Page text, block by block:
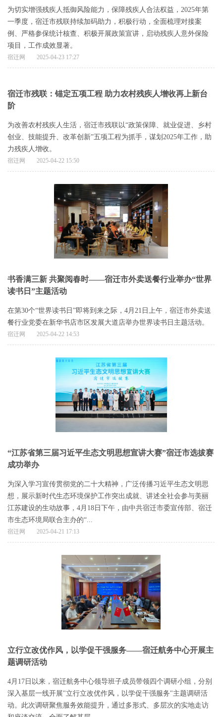
为切实增强残疾人抵御风险能力，保障残疾人合法权益，2025年第
一季度，宿迁市残联持续加码助力，积极行动，全面梳理对接案
例、严格参保统计核查、积极开展政策宣讲，启动残疾人意外保险
项目，工作成效显著。
宿迁网 2025-04-23 17:27
宿迁市残联：锚定五项工程 助力农村残疾人增收再上新台
阶
为改善农村残疾人生活，宿迁市残联以“政策保障、就业促进、乡村
创业、技能提升、改革创新”五项工程为抓手，谋划2025年工作，助
力残疾人增收。
宿迁网 2025-04-22 15:50
书香满三新 共聚阅春时——宿迁市外卖送餐行业举办“世界
读书日”主题活动
在第30个“世界读书日”即将到来之际，4月21日上午，宿迁市外卖送
餐行业党委在新华书店市区发展大道店举办世界读书日主题活动。
宿迁网 2025-04-22 14:53
“江苏省第三届习近平生态文明思想宣讲大赛”宿迁市选拔赛
成功举办
为深入学习宣传贯彻党的二十大精神，广泛传播习近平生态文明思
想，展示新时代生态环境保护工作突出成就、讲述全社会参与美丽
江苏建设的生动故事，4月18日下午，由中共宿迁市委宣传部、宿迁
市生态环境局联合主办的“...
宿迁网 2025-04-21 17:13
立行立改优作风，以学促干强服务——宿迁航务中心开展主
题调研活动
4月17日以来，宿迁航务中心领导班子成员带领四个调研小组，分别
深入基层一线开展"立行立改优作风，以学促干强服务"主题调研活
动。此次调研聚焦服务效能提升，通过多形式、多层次的实地走访